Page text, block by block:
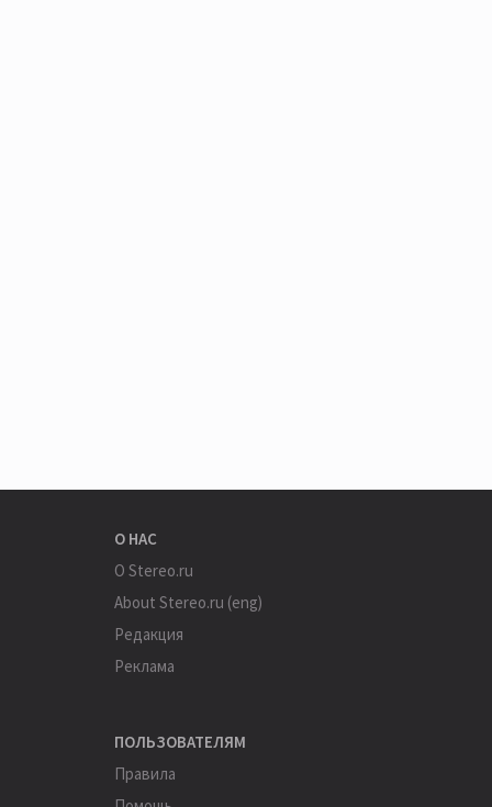
О НАС
О Stereo.ru
About Stereo.ru (eng)
Редакция
Реклама
ПОЛЬЗОВАТЕЛЯМ
Правила